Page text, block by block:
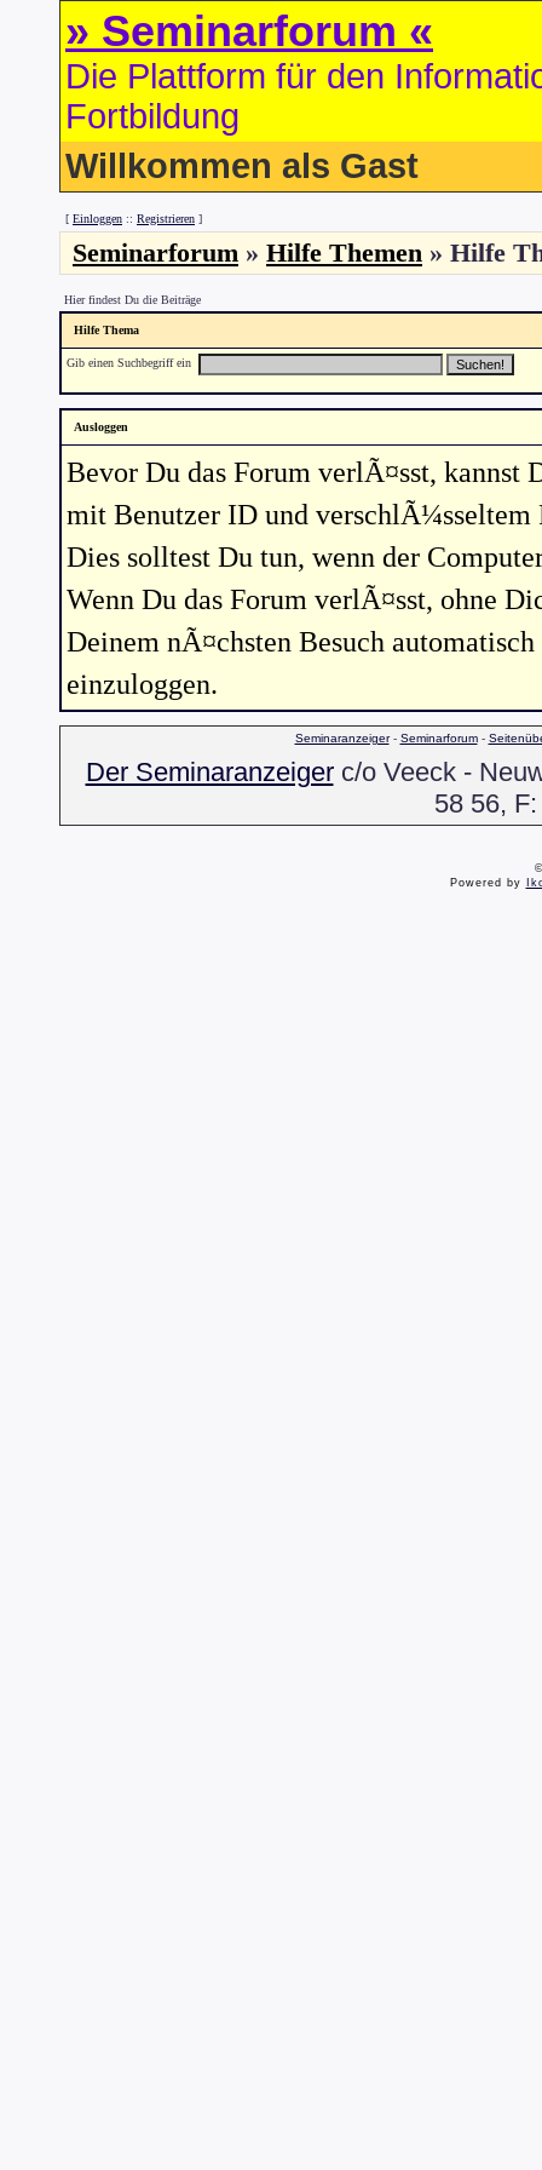
» Seminarforum «
Die Plattform für den
Fortbildung
Willkommen als Gast
[ Einloggen :: Registrieren ]
Seminarforum » Hilfe Themen » Hilfe
Hier findest Du die Beiträge
Hilfe Thema
Gib einen Suchbegriff ein
Ausloggen
Bevor Du das Forum verlÃ¤sst, kannst
mit Benutzer ID und verschlÃ¼sseltem
Dies solltest Du tun, wenn der
Wenn Du das Forum verlÃ¤sst, ohne
Deinem nÃ¤chsten Besuch
einzuloggen.
Seminaranzeiger- Seminarforum-
Der Seminaranzeigerc/o Veeck -
58 56,
Powered by